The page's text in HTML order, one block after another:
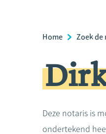
Home Zoek de
Deze notaris is
ondertekend